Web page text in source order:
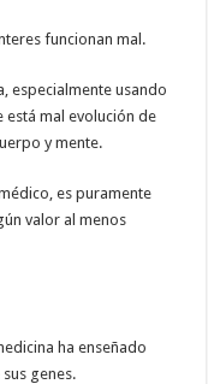
funcionan mal.
especialmente usando
mal evolución de
y mente.
es puramente
valor al menos
ha enseñado
genes.